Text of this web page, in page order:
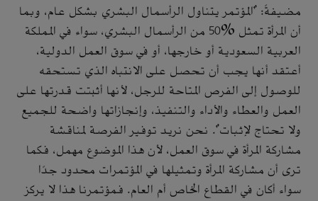
مضيفةً: "المؤتمر يتناول الرأسمال البشري بشكل عام، وبما
أن المرأة تمثل %50 من الرأسمال البشري، سواء في المملكة
العربية السعودية أو خارجها، أو في سوق العمل الدولية،
أعتقد أنها يجب أن تحصل على الانتباه الذي تستحقه
للوصول إلى الفرص المتاحة للرجل، لأنها أثبتت قدرتها على
العمل والعطاء والأداء والتنفيذ، وإنجازاتها واضحة للجميع
ولا تحتاج لإثبات". نحن نريد توفير الفرصة لمناقشة
مشاركة المرأة في سوق العمل، لأن هذا الموضوع مهمل، فكما
ترى أن مشاركة المرأة وتمثيلها في المؤتمرات محدود جدًا
سواء أكان في القطاع الخاص أم العام. فمؤتمرنا هذا لا يركز